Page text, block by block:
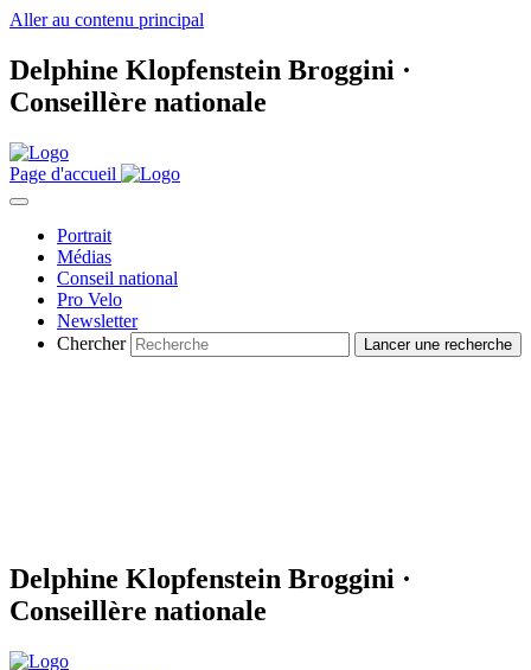
Aller au contenu principal
Delphine Klopfenstein Broggini ·
Conseillère nationale
Page d'accueil
Portrait
Médias
Conseil national
Pro Velo
Newsletter
Chercher
Delphine Klopfenstein Broggini ·
Conseillère nationale